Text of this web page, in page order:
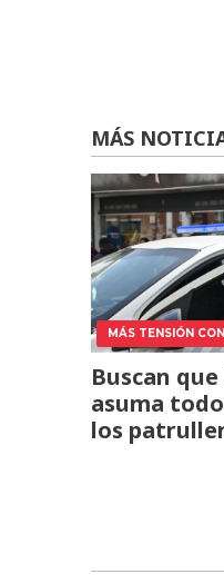
MÁS
MÁS TENSIÓN CON
Buscan
asuma
los